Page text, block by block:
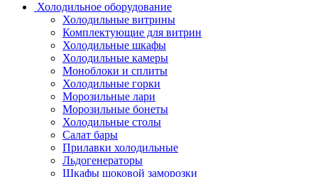
Холодильное оборудование
Холодильные витрины
Комплектующие для витрин
Холодильные шкафы
Холодильные камеры
Моноблоки и сплиты
Холодильные горки
Морозильные лари
Морозильные бонеты
Холодильные столы
Салат бары
Прилавки холодильные
Льдогенераторы
Шкафы шоковой заморозки